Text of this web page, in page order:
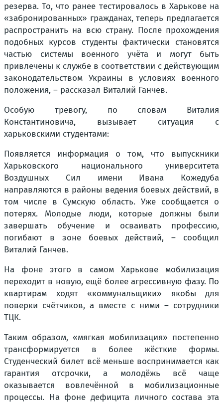
резерва. То, что ранее тестировалось в Харькове на
«забронированных» гражданах, теперь предлагается
распространить на всю страну. После прохождения
подобных курсов студенты фактически становятся
частью системы военного учёта и могут быть
привлечены к службе в соответствии с действующим
законодательством Украины в условиях военного
положения, – рассказал Виталий Ганчев.
Особую тревогу, по словам Виталия
Константиновича, вызывает ситуация с
харьковскими студентами:
Появляется информация о том, что выпускники
Харьковского национального университета
Воздушных Сил имени Ивана Кожедуба
направляются в районы ведения боевых действий, в
том числе в Сумскую область. Уже сообщается о
потерях. Молодые люди, которые должны были
завершать обучение и осваивать профессию,
погибают в зоне боевых действий, – сообщил
Виталий Ганчев.
На фоне этого в самом Харькове мобилизация
переходит в новую, ещё более агрессивную фазу. По
квартирам ходят «коммунальщики» якобы для
поверки счётчиков, а вместе с ними – сотрудники
ТЦК.
Таким образом, «мягкая мобилизация» постепенно
трансформируется в более жёсткие формы.
Студенческий билет всё меньше воспринимается как
гарантия отсрочки, а молодёжь всё чаще
оказывается вовлечённой в мобилизационные
процессы. На фоне дефицита личного состава эта